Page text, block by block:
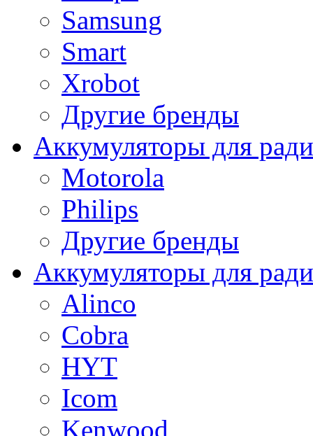
Samsung
Smart
Xrobot
Другие бренды
Аккумуляторы для
Motorola
Philips
Другие бренды
Аккумуляторы для
Alinco
Cobra
HYT
Icom
Kenwood